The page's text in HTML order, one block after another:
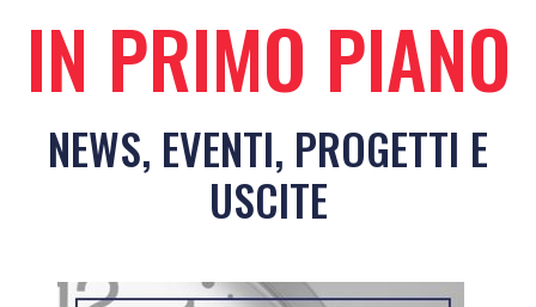
IN PRIMO PIANO
NEWS, EVENTI, PROGETTI E
USCITE